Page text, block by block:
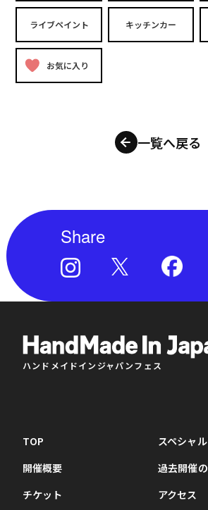
ライブペイント キッチンカー
お気に入り
一覧へ戻る
Share
ハンドメイドインジャパンフェス
TOP
開催概要
チケット
スペシャ
過去開催
アクセス